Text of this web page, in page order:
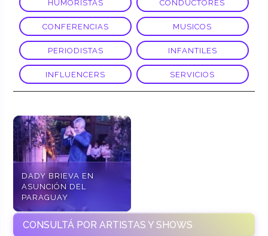
HUMORISTAS CONDUCTORES
CONFERENCIAS MUSICOS
PERIODISTAS INFANTILES
INFLUENCERS SERVICIOS
DADY BRIEVA EN
ASUNCIÓN DEL
PARAGUAY
CONSULTÁ POR ARTISTAS Y SHOWS